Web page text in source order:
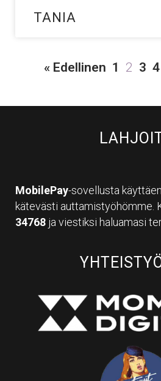
TANIA
« Edellinen 1 2 3 4
MobilePay-sovellusta
kätevästi auttamistyöhömme.
34768 ja viestiksi haluamasi